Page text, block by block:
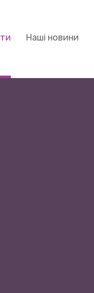
Наші новини